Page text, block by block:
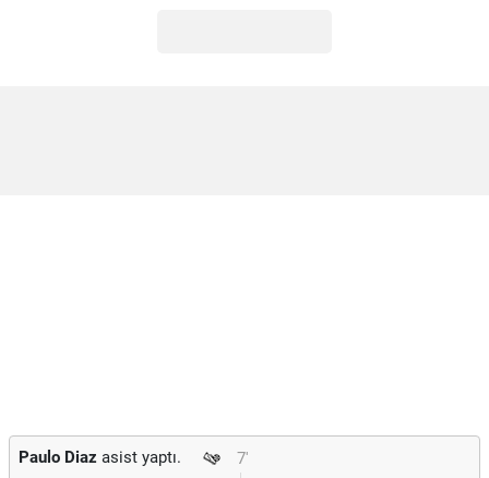
7'
Paulo Diaz asist yaptı.